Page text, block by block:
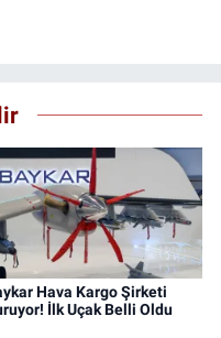
Hava Kargo Şirketi
İlk Uçak Belli Oldu